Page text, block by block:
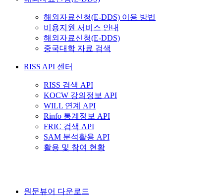
해외자료신청(E-DDS) 이용 방법
비용지원 서비스 안내
해외자료신청(E-DDS)
중국대학 자료 검색
RISS API 센터
RISS 검색 API
KOCW 강의정보 API
WILL 연계 API
Rinfo 통계정보 API
FRIC 검색 API
SAM 분석활용 API
활용 및 참여 현황
원문뷰어 다운로드